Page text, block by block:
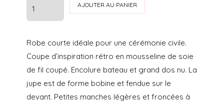
BRIGITTE
-
STEPHANIE
WOLFF
AJOUTER AU PANIER
Robe courte idéale pour une cérémonie civile.
Coupe d’inspiration rétro en mousseline de soie
de fil coupé. Encolure bateau et grand dos nu. La
jupe est de forme bobine et fendue sur le
devant. Petites manches légères et froncées à